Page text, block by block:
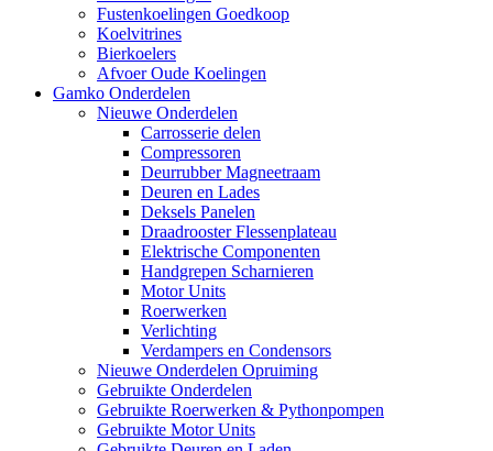
Fustenkoelingen Goedkoop
Koelvitrines
Bierkoelers
Afvoer Oude Koelingen
Gamko Onderdelen
Nieuwe Onderdelen
Carrosserie delen
Compressoren
Deurrubber Magneetraam
Deuren en Lades
Deksels Panelen
Draadrooster Flessenplateau
Elektrische Componenten
Handgrepen Scharnieren
Motor Units
Roerwerken
Verlichting
Verdampers en Condensors
Nieuwe Onderdelen Opruiming
Gebruikte Onderdelen
Gebruikte Roerwerken & Pythonpompen
Gebruikte Motor Units